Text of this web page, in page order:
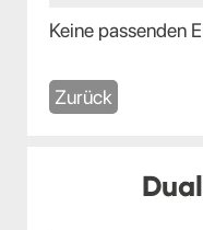
Keine passenden
Zurück